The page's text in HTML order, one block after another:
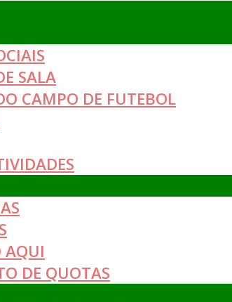
SALA
CAMPO DE FUTEBOL
AQUI
DE QUOTAS